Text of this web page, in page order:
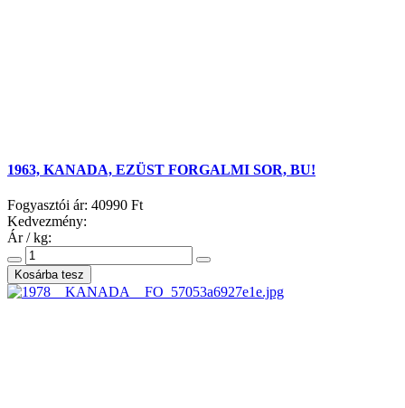
1963, KANADA, EZÜST FORGALMI SOR, BU!
Fogyasztói ár: 40990 Ft
Kedvezmény:
Ár / kg: